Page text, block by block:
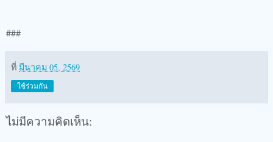
###
ที่ มีนาคม 05, 2569
ใช้ร่วมกัน
ไม่มีความคิดเห็น: